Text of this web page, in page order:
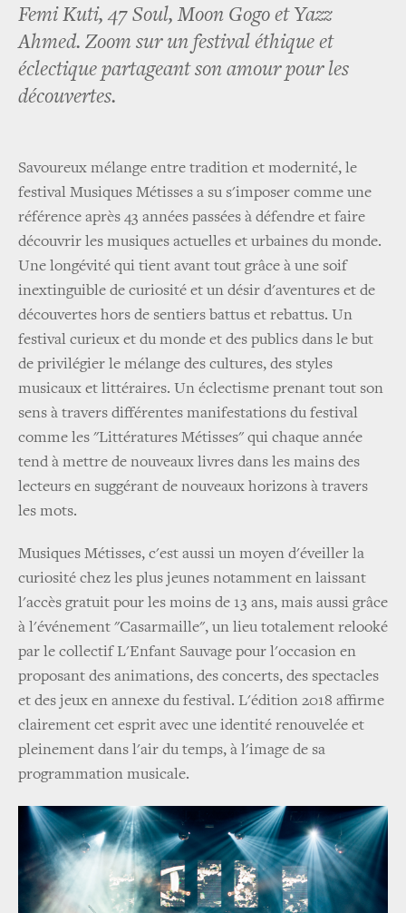
Femi Kuti, 47 Soul, Moon Gogo et Yazz
Ahmed. Zoom sur un festival éthique et
éclectique partageant son amour pour les
découvertes.
Savoureux mélange entre tradition et modernité, le
festival Musiques Métisses a su s'imposer comme une
référence après 43 années passées à défendre et faire
découvrir les musiques actuelles et urbaines du monde.
Une longévité qui tient avant tout grâce à une soif
inextinguible de curiosité et un désir d'aventures et de
découvertes hors de sentiers battus et rebattus. Un
festival curieux et du monde et des publics dans le but
de privilégier le mélange des cultures, des styles
musicaux et littéraires. Un éclectisme prenant tout son
sens à travers différentes manifestations du festival
comme les "Littératures Métisses" qui chaque année
tend à mettre de nouveaux livres dans les mains des
lecteurs en suggérant de nouveaux horizons à travers
les mots.
Musiques Métisses, c'est aussi un moyen d'éveiller la
curiosité chez les plus jeunes notamment en laissant
l'accès gratuit pour les moins de 13 ans, mais aussi grâce
à l'événement "Casarmaille", un lieu totalement relooké
par le collectif L'Enfant Sauvage pour l'occasion en
proposant des animations, des concerts, des spectacles
et des jeux en annexe du festival. L'édition 2018 affirme
clairement cet esprit avec une identité renouvelée et
pleinement dans l'air du temps, à l'image de sa
programmation musicale.